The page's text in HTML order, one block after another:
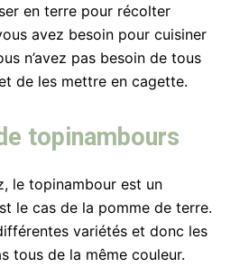
en terre pour récolter
avez besoin pour cuisiner
n’avez pas besoin de tous
de les mettre en cagette.
topinambours
le topinambour est un
le cas de la pomme de terre.
variétés et donc les
tous de la même couleur.